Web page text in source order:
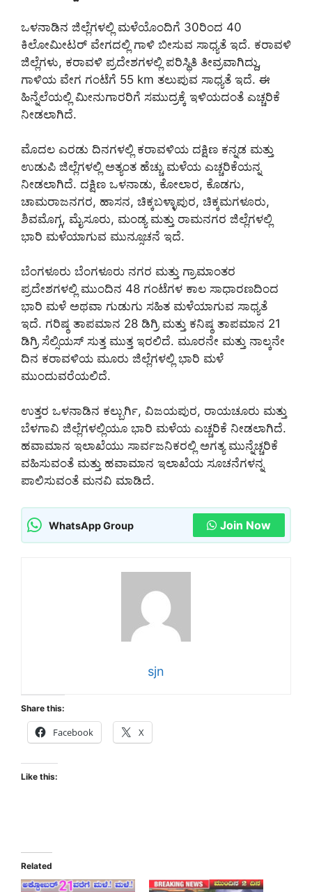
ಒಳನಾಡಿನ ಜಿಲ್ಲೆಗಳಲ್ಲಿ ಮಳೆಯೊಂದಿಗೆ 30ರಿಂದ 40
ಕಿಲೋಮೀಟರ್ ವೇಗದಲ್ಲಿ ಗಾಳಿ ಬೀಸುವ ಸಾಧ್ಯತೆ ಇದೆ. ಕರಾವಳಿ
ಜಿಲ್ಲೆಗಳು, ಕರಾವಳಿ ಪ್ರದೇಶಗಳಲ್ಲಿ ಪರಿಸ್ಥಿತಿ ತೀವ್ರವಾಗಿದ್ದು,
ಗಾಳಿಯ ವೇಗ ಗಂಟೆಗೆ 55 km ತಲುಪುವ ಸಾಧ್ಯತೆ ಇದೆ. ಈ
ಹಿನ್ನೆಲೆಯಲ್ಲಿ ಮೀನುಗಾರರಿಗೆ ಸಮುದ್ರಕ್ಕೆ ಇಳಿಯದಂತೆ ಎಚ್ಚರಿಕೆ
ನೀಡಲಾಗಿದೆ.
ಮೊದಲ ಎರಡು ದಿನಗಳಲ್ಲಿ ಕರಾವಳಿಯ ದಕ್ಷಿಣ ಕನ್ನಡ ಮತ್ತು
ಉಡುಪಿ ಜಿಲ್ಲೆಗಳಲ್ಲಿ ಅತ್ಯಂತ ಹೆಚ್ಚು ಮಳೆಯ ಎಚ್ಚರಿಕೆಯನ್ನ
ನೀಡಲಾಗಿದೆ. ದಕ್ಷಿಣ ಒಳನಾಡು, ಕೋಲಾರ, ಕೊಡಗು,
ಚಾಮರಾಜನಗರ, ಹಾಸನ, ಚಿಕ್ಕಬಳ್ಳಾಪುರ, ಚಿಕ್ಕಮಗಳೂರು,
ಶಿವಮೊಗ್ಗ, ಮೈಸೂರು, ಮಂಡ್ಯ ಮತ್ತು ರಾಮನಗರ ಜಿಲ್ಲೆಗಳಲ್ಲಿ
ಭಾರಿ ಮಳೆಯಾಗುವ ಮುನ್ಸೂಚನೆ ಇದೆ.
ಬೆಂಗಳೂರು ಬೆಂಗಳೂರು ನಗರ ಮತ್ತು ಗ್ರಾಮಾಂತರ
ಪ್ರದೇಶಗಳಲ್ಲಿ ಮುಂದಿನ 48 ಗಂಟೆಗಳ ಕಾಲ ಸಾಧಾರಣದಿಂದ
ಭಾರಿ ಮಳೆ ಅಥವಾ ಗುಡುಗು ಸಹಿತ ಮಳೆಯಾಗುವ ಸಾಧ್ಯತೆ
ಇದೆ. ಗರಿಷ್ಠ ತಾಪಮಾನ 28 ಡಿಗ್ರಿ ಮತ್ತು ಕನಿಷ್ಠ ತಾಪಮಾನ 21
ಡಿಗ್ರಿ ಸೆಲ್ಸಿಯಸ್ ಸುತ್ತ ಮುತ್ತ ಇರಲಿದೆ. ಮೂರನೇ ಮತ್ತು ನಾಲ್ಕನೇ
ದಿನ ಕರಾವಳಿಯ ಮೂರು ಜಿಲ್ಲೆಗಳಲ್ಲಿ ಭಾರಿ ಮಳೆ
ಮುಂದುವರೆಯಲಿದೆ.
ಉತ್ತರ ಒಳನಾಡಿನ ಕಲ್ಬುರ್ಗಿ, ವಿಜಯಪುರ, ರಾಯಚೂರು ಮತ್ತು
ಬೆಳಗಾವಿ ಜಿಲ್ಲೆಗಳಲ್ಲಿಯೂ ಭಾರಿ ಮಳೆಯ ಎಚ್ಚರಿಕೆ ನೀಡಲಾಗಿದೆ.
ಹವಾಮಾನ ಇಲಾಖೆಯು ಸಾರ್ವಜನಿಕರಲ್ಲಿ ಅಗತ್ಯ ಮುನ್ನೆಚ್ಚರಿಕೆ
ವಹಿಸುವಂತೆ ಮತ್ತು ಹವಾಮಾನ ಇಲಾಖೆಯ ಸೂಚನೆಗಳನ್ನ
ಪಾಲಿಸುವಂತೆ ಮನವಿ ಮಾಡಿದೆ.
WhatsApp Group Join Now
sjn
Share this:
Facebook X
Like this:
Related